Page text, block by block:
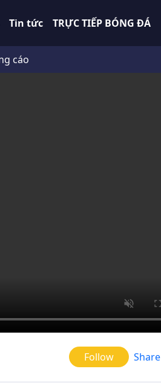
Tin tức TRỰC TIẾP BÓNG ĐÁ
Follow Share